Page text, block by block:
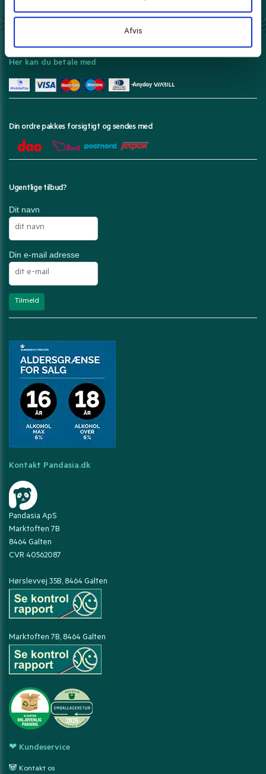
Afvis
Danmarks bedste priser leveret til dig.Læs mere
Her kan du betale med
Din ordre pakkes forsigtigt og sendes med
Ugentlige tilbud?
Dit navn
Din e-mail adresse
Kontakt Pandasia.dk
Pandasia ApS
Marktoften 7B
8464 Galten
CVR 40562087
Hørslevvej 35B, 8464 Galten
Marktoften 7B, 8464 Galten
❤ Kundeservice
🐼 Kontakt os